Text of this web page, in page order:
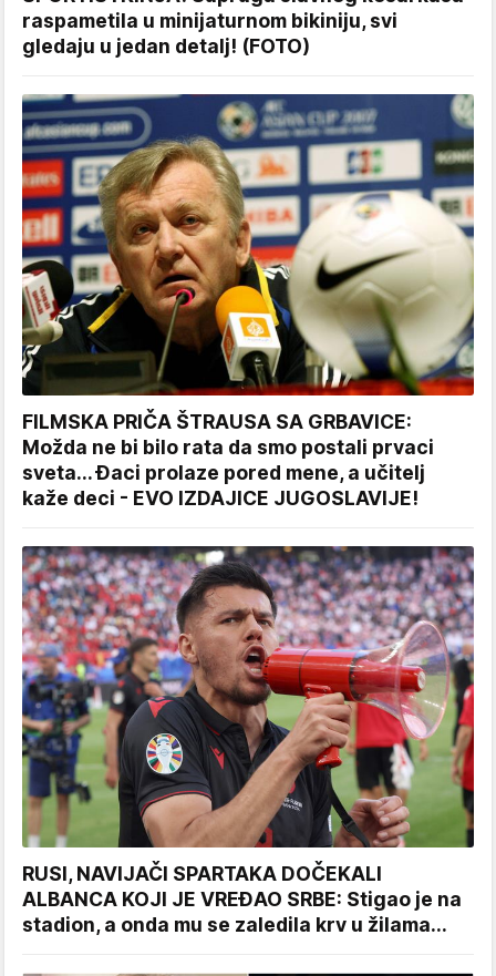
raspametila u minijaturnom bikiniju, svi
gledaju u jedan detalj! (FOTO)
FILMSKA PRIČA ŠTRAUSA SA GRBAVICE:
Možda ne bi bilo rata da smo postali prvaci
sveta... Đaci prolaze pored mene, a učitelj
kaže deci - EVO IZDAJICE JUGOSLAVIJE!
RUSI, NAVIJAČI SPARTAKA DOČEKALI
ALBANCA KOJI JE VREĐAO SRBE: Stigao je na
stadion, a onda mu se zaledila krv u žilama...